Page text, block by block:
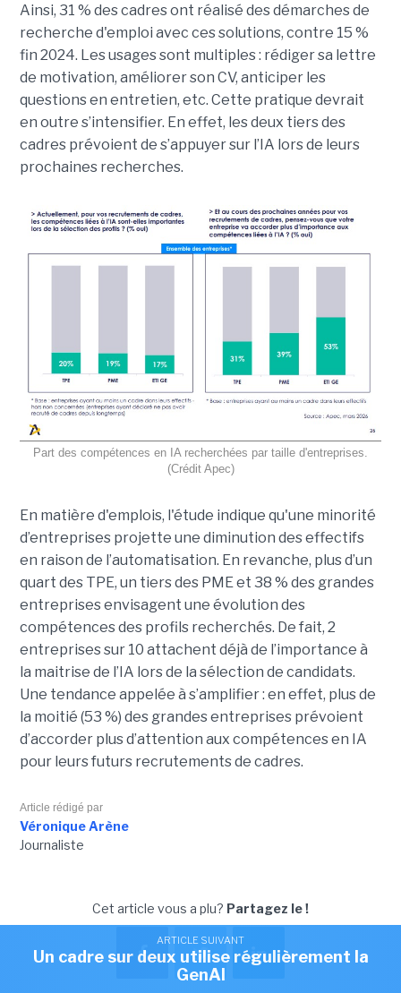
ARTICLE SUIVANT
Un cadre sur deux utilise régulièrement la
GenAI
Ainsi, 31 % des cadres ont réalisé des démarches de
recherche d'emploi avec ces solutions, contre 15 %
fin 2024. Les usages sont multiples : rédiger sa lettre
de motivation, améliorer son CV, anticiper les
questions en entretien, etc. Cette pratique devrait
en outre s’intensifier. En effet, les deux tiers des
cadres prévoient de s’appuyer sur l’IA lors de leurs
prochaines recherches.
Part des compétences en IA recherchées par taille d'entreprises.
(Crédit Apec)
En matière d'emplois, l'étude indique qu'une minorité
d’entreprises projette une diminution des effectifs
en raison de l’automatisation. En revanche, plus d’un
quart des TPE, un tiers des PME et 38 % des grandes
entreprises envisagent une évolution des
compétences des profils recherchés. De fait, 2
entreprises sur 10 attachent déjà de l’importance à
la maitrise de l’IA lors de la sélection de candidats.
Une tendance appelée à s’amplifier : en effet, plus de
la moitié (53 %) des grandes entreprises prévoient
d’accorder plus d’attention aux compétences en IA
pour leurs futurs recrutements de cadres.
Article rédigé par
Véronique Arène
Journaliste
Cet article vous a plu? Partagez le !